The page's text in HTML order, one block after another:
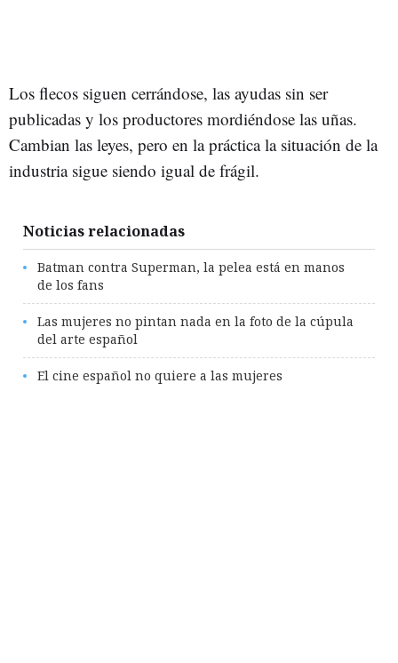
Los flecos siguen cerrándose, las ayudas sin ser
publicadas y los productores mordiéndose las uñas.
Cambian las leyes, pero en la práctica la situación de la
industria sigue siendo igual de frágil.
Noticias relacionadas
Batman contra Superman, la pelea está en manos
de los fans
Las mujeres no pintan nada en la foto de la cúpula
del arte español
El cine español no quiere a las mujeres